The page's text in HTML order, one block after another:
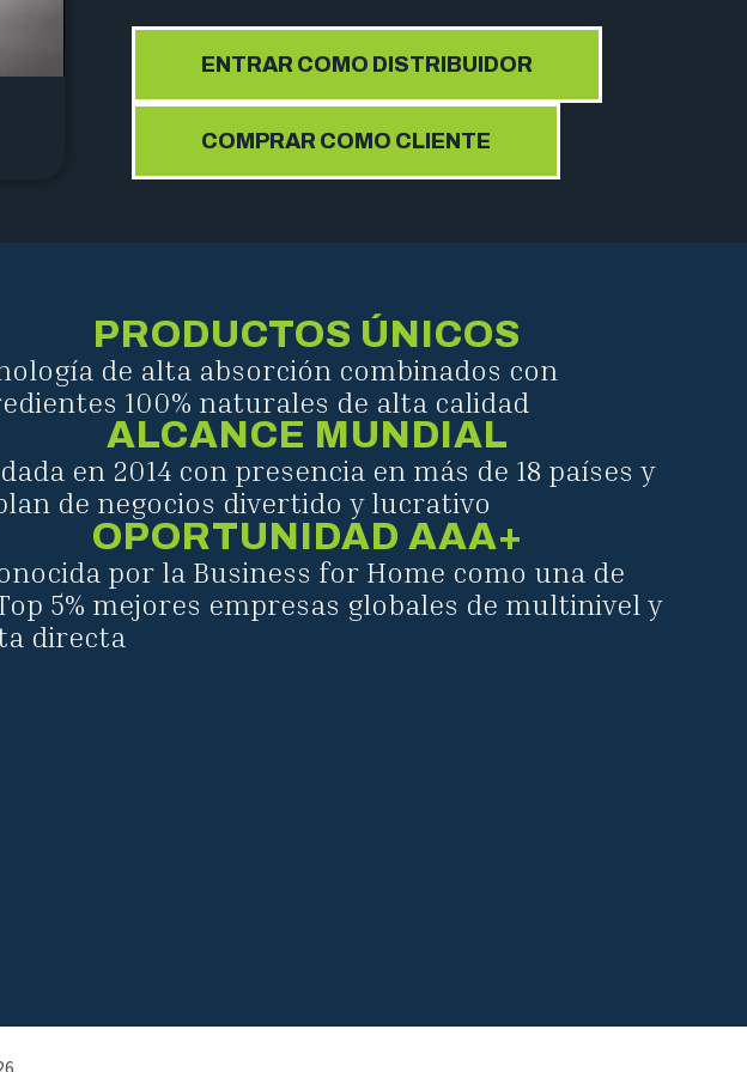
ENTRAR COMO DISTRIBUIDOR
COMPRAR COMO CLIENTE
PRODUCTOS ÚNICOS
de alta absorción combinados con
100% naturales de alta calidad
ALCANCE MUNDIAL
en 2014 con presencia en más de 18 países y
de negocios divertido y lucrativo
OPORTUNIDAD AAA+
por la Business for Home como una de
5% mejores empresas globales de multinivel y
directa